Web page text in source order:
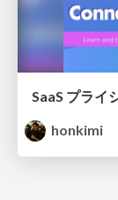
SaaS プライ
honkimi